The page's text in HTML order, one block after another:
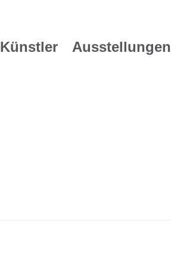
Künstler Ausstellungen